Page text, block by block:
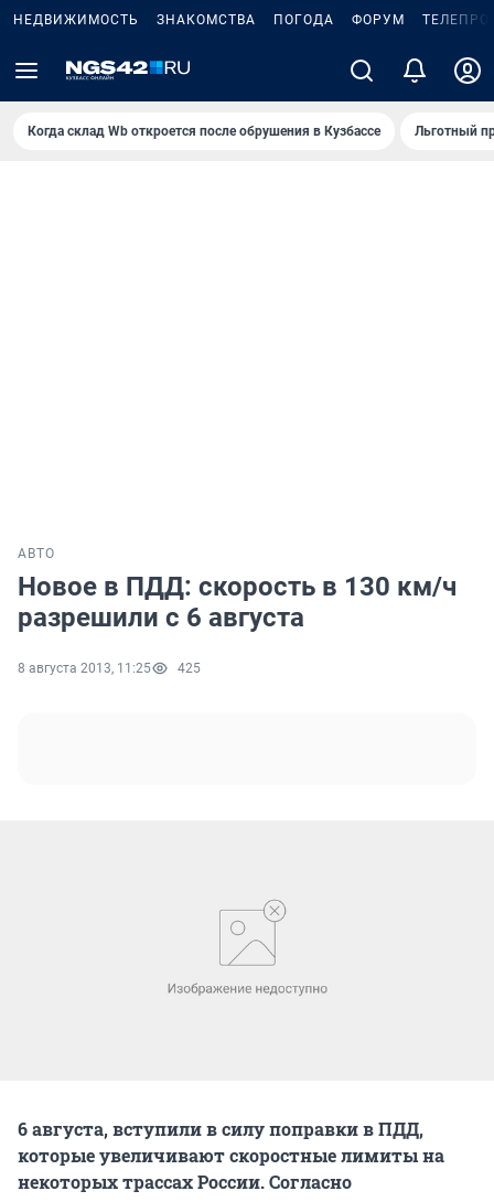
НЕДВИЖИМОСТЬ ЗНАКОМСТВА ПОГОДА ФОРУМ
Когда склад Wb откроется после обрушения в Кузбассе Льготный
АВТО
Новое в ПДД: скорость в 130 км/ч
разрешили с 6 августа
8 августа 2013, 11:25 425
6 августа, вступили в силу поправки в ПДД,
которые увеличивают скоростные лимиты на
некоторых трассах России. Согласно